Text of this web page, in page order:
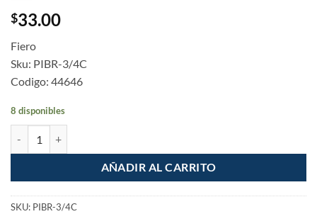
$33.00
Fiero
Sku: PIBR-3/4C
Codigo: 44646
8 disponibles
AÑADIR AL CARRITO
SKU: PIBR-3/4C